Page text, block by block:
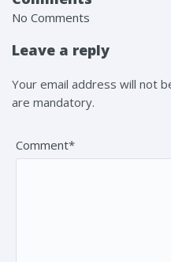
No Comments
Leave a reply
Your email address will not
are mandatory.
Comment*